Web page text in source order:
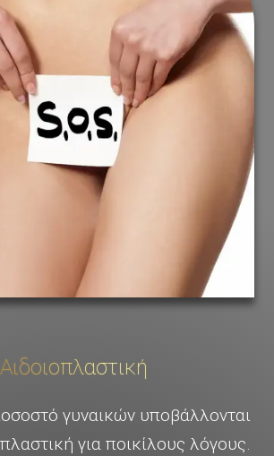
Αιδοιοπλαστική
γυναικών υποβάλλονται
για ποικίλους λόγους.